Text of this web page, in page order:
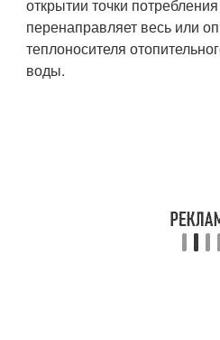
открытии точки
перенаправляет весь или
теплоносителя
воды.